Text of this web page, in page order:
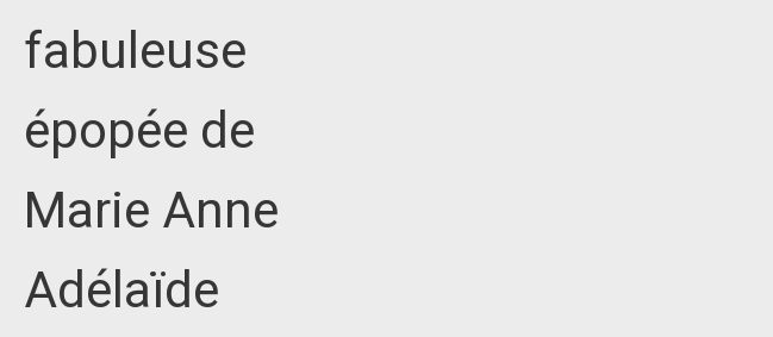
fabuleuse
épopée de
Marie Anne
Adélaïde